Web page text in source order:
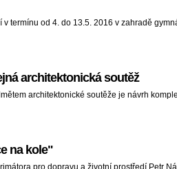
termínu od 4. do 13.5. 2016 v zahradě
architektonická soutěž
architektonické soutěže je návrh
na kole"
pro dopravu a životní prostředí Petr